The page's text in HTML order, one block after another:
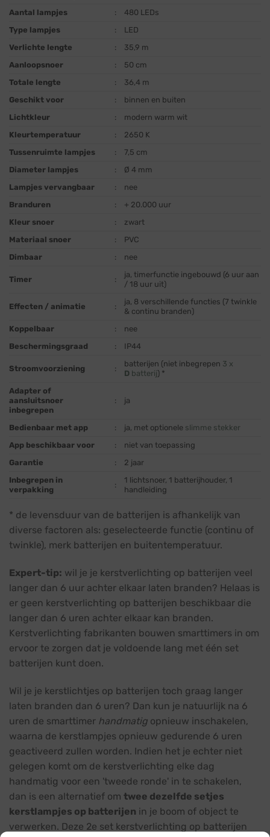
Aantal lampjes
:
480 LEDs
Type lampjes
:
LED
Verlichte lengte
:
35,9 m
Aanloopsnoer
:
50 cm
Totale lengte
:
36,4 m
Geschikt voor
:
binnen en buiten
Lichtkleur
:
modern warm wit
Kleurtemperatuur
:
2650 K
Tussenruimte lampjes
:
7,5 cm
Diameter lampjes
:
Ø 4 mm
Lampjes vervangbaar
:
nee
Branduren
:
+ 20.000 uur
Kleur snoer
:
zwart
Materiaal snoer
:
PVC
Dimbaar
: nee
Timer :
ja, timerfunctie ingebouwd (6 uur aan
/ 18 uur uit)
Effecten / animatie :
ja, 8 verschillende functies (7 twinkle
& continu branden)
Koppelbaar
:
nee
Beschermingsgraad
: IP44
Stroomvoorziening :
batterijen (niet inbegrepen 3 x
D batterij) *
Adapter of
aansluitsnoer
inbegrepen
: ja
Bedienbaar met app : ja, met optionele slimme stekker
App beschikbaar voor
:
niet van toepassing
Garantie
:
2 jaar
Inbegrepen in
verpakking
:
1 lichtsnoer, 1 batterijhouder, 1
handleiding
* de levensduur van de batterijen is afhankelijk van
diverse factoren als: geselecteerde functie (continu of
twinkle), merk batterijen en buitentemperatuur.
Expert-tip: wil je je kerstverlichting op batterijen veel
langer dan 6 uur achter elkaar laten branden? Helaas is
er geen kerstverlichting op batterijen beschikbaar die
langer dan 6 uren achter elkaar kan branden.
Kerstverlichting fabrikanten bouwen smarttimers in om
ervoor te zorgen dat je voldoende lang met één set
batterijen kunt doen.
Wil je je kerstlichtjes op batterijen toch graag langer
laten branden dan 6 uren? Dan kun je natuurlijk na 6
uren de smarttimer handmatig opnieuw inschakelen,
waarna de kerstlampjes opnieuw gedurende 6 uren
geactiveerd zullen worden. Indien het je echter niet
gelegen komt om de kerstverlichting elke dag
handmatig voor een 'tweede ronde' in te schakelen,
dan is een alternatief om twee dezelfde setjes
kerstlampjes op batterijen in je boom of object te
verwerken. Deze 2e set kerstverlichting op batterijen